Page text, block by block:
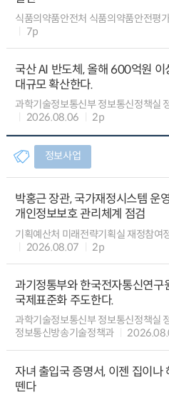
식품의약품안전처 식품의약품안전평
7p
국산 AI 반도체, 올해 600억원 이
대규모 확산한다.
과학기술정보통신부 정보통신정책실
2026.08.06
2p
정보사업
박홍근 장관, 국가재정시스템 운
개인정보보호 관리체계 점검
기획예산처 미래전략기획실 재정참여
2026.08.07
2p
과기정통부와 한국전자통신연
국제표준화 주도한다.
과학기술정보통신부 정보통신정책실
정보통신방송기술정책과
자녀 출입국 증명서, 이젠 집이나
뗀다